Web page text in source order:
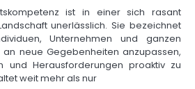
ist in einer sich rasant
unerlässlich. Sie bezeichnet
Unternehmen und ganzen
an neue Gegebenheiten anzupassen,
und Herausforderungen proaktiv zu
weit mehr als nur